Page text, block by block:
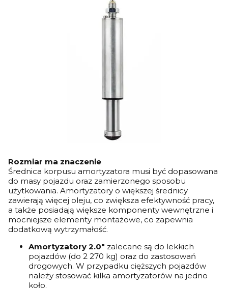
Rozmiar ma znaczenie
Średnica korpusu amortyzatora musi być dopasowana
do masy pojazdu oraz zamierzonego sposobu
użytkowania. Amortyzatory o większej średnicy
zawierają więcej oleju, co zwiększa efektywność pracy,
a także posiadają większe komponenty wewnętrzne i
mocniejsze elementy montażowe, co zapewnia
dodatkową wytrzymałość.
Amortyzatory 2.0" zalecane są do lekkich
pojazdów (do 2 270 kg) oraz do zastosowań
drogowych. W przypadku cięższych pojazdów
należy stosować kilka amortyzatorów na jedno
koło.